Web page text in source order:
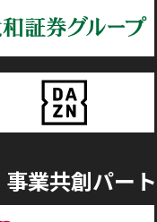
事業共創パー